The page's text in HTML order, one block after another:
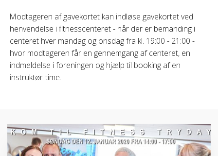
Modtageren af gavekortet kan indløse gavekortet ved
henvendelse i fitnesscenteret - når der er bemanding i
centeret hver mandag og onsdag fra kl. 19:00 - 21:00 -
hvor modtageren får en gennemgang af centeret, en
indmeldelse i foreningen og hjælp til booking af en
instruktør-time.